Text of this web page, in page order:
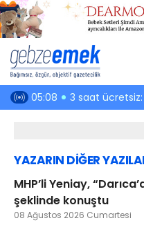
konuştu 05:08 3 saat ücretsiz:
YAZARIN DİĞER
MHP’li Yeniay,
şeklinde konuştu
08 Ağustos 2026 Cumartesi